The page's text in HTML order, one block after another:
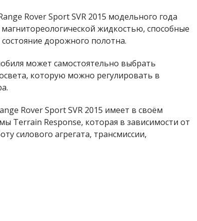
Rover Sport SVR 2015 модельного года
жидкостью, способные
дорожного полотна.
может самостоятельно выбрать
которую можно регулировать в
Rover Sport SVR 2015 имеет в своём
Terrain Response, которая в зависимости от
силового агрегата, трансмиссии,